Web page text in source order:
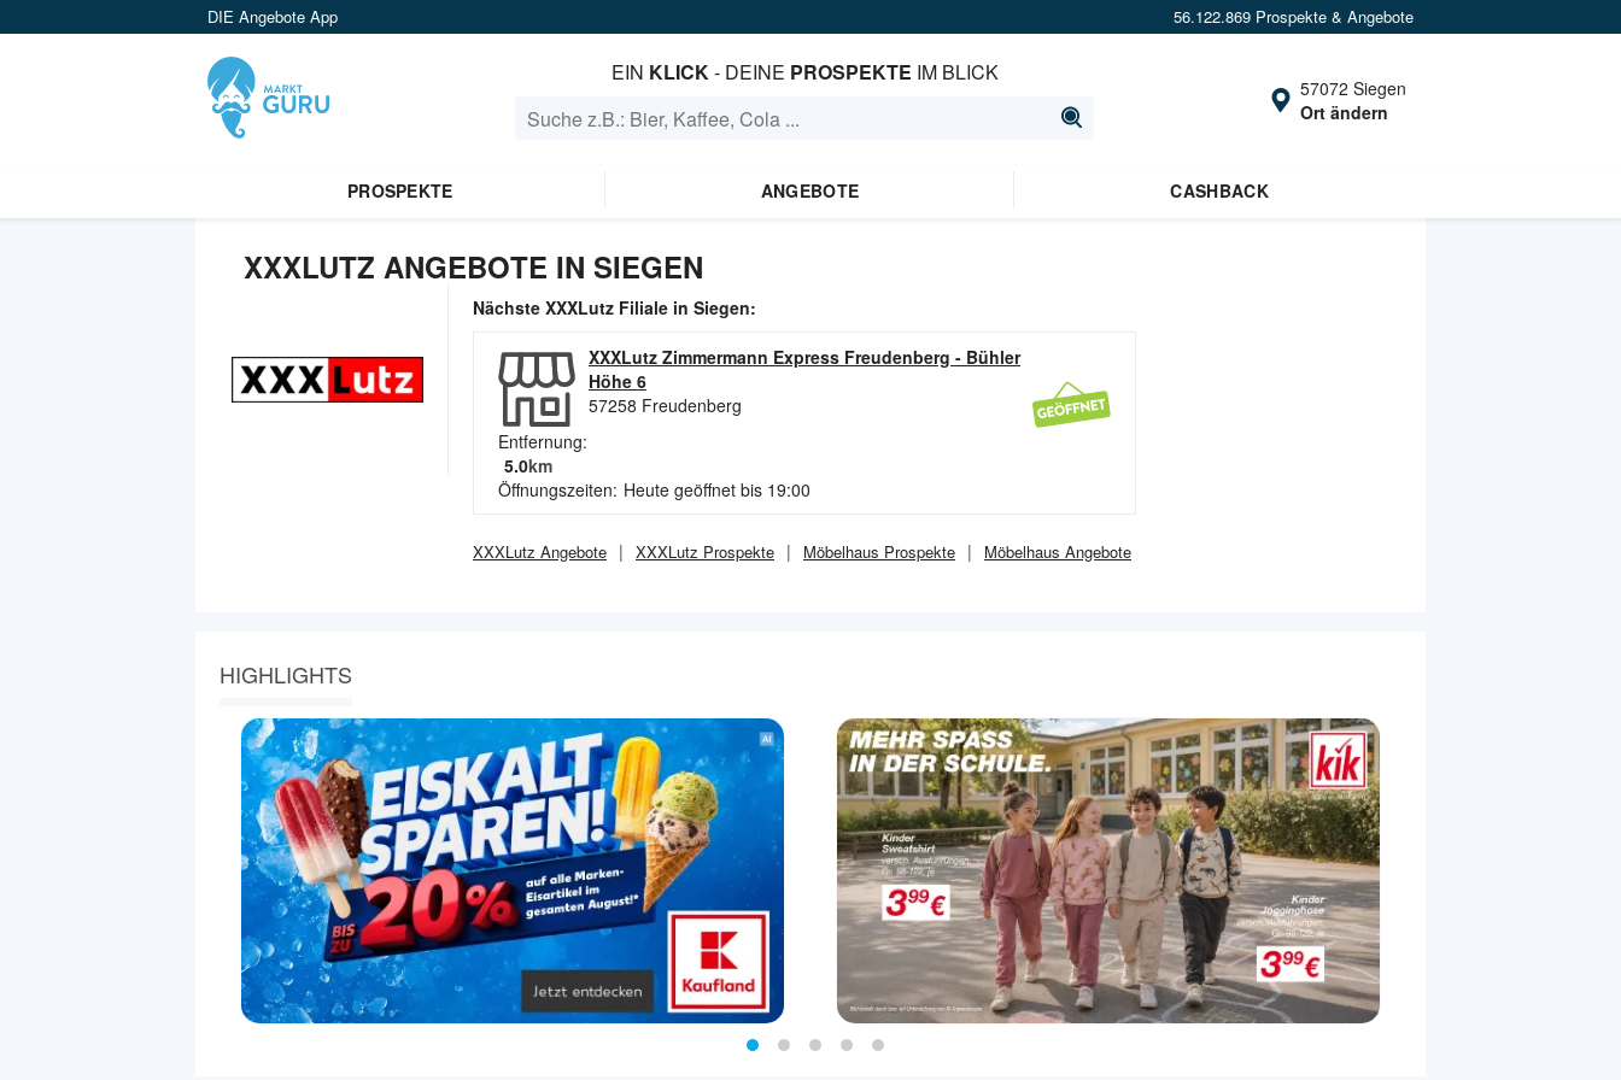
DIE Angebote App 56.122.869 Prospekte & Angebote
EIN KLICK- DEINE PROSPEKTE IM BLICK
57072 Siegen
Ort ändern
PROSPEKTE ANGEBOTE CASHBACK
XXXLUTZ ANGEBOTE IN SIEGEN
Nächste XXXLutz Filiale in Siegen:
XXXLutz Zimmermann Express Freudenberg - Bühler
Höhe 6
57258 Freudenberg
Entfernung:
5.0km
Öffnungszeiten: Heute geöffnet bis 19:00
XXXLutz Angebote XXXLutz Prospekte Möbelhaus Prospekte Möbelhaus Angebote
HIGHLIGHTS